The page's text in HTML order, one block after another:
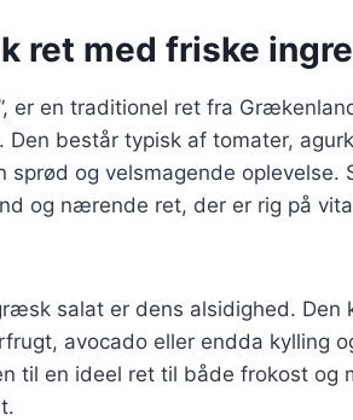
ret med friske
er en traditionel ret fra
består typisk af tomater,
og velsmagende oplevelse.
og nærende ret, der er rig på
salat er dens alsidighed. Den
avocado eller endda kylling
til en ideel ret til både frokost og